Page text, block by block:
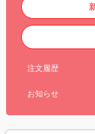
注文履歴
お知らせ